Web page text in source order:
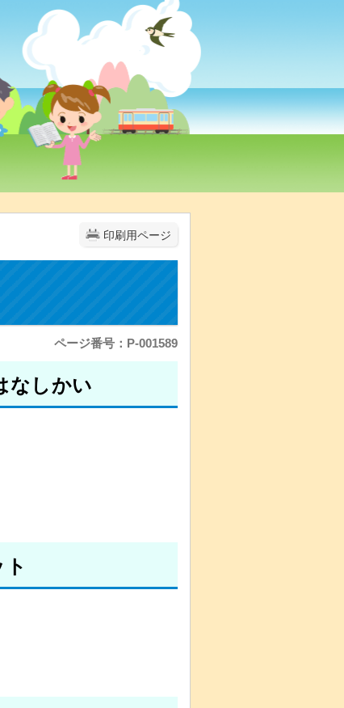
印刷用ページ
ページ番号：P-001589
なしかい